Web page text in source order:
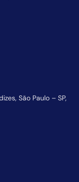
São Paulo – SP,